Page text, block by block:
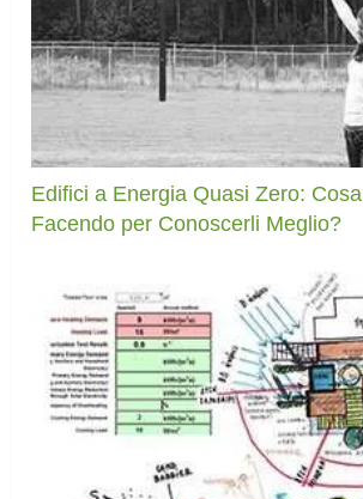
Edifici a Energia Quasi Zero:
Facendo per Conoscerli Meglio?